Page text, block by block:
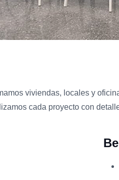
viviendas, locales y
cada proyecto con